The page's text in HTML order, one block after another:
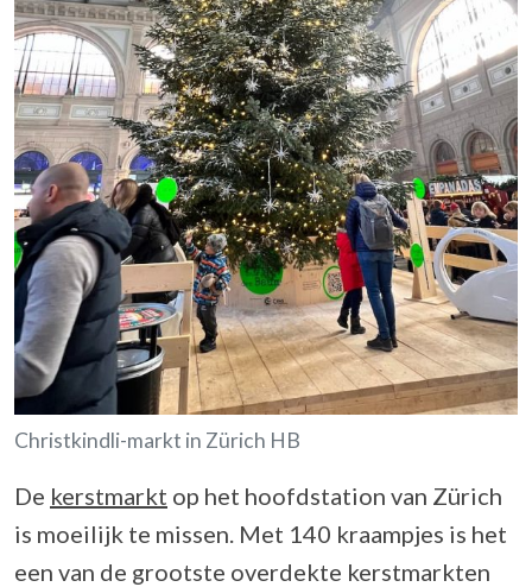
Christkindli-markt in Zürich HB
De kerstmarkt op het hoofdstation van Zürich
is moeilijk te missen. Met 140 kraampjes is het
een van de grootste overdekte kerstmarkten